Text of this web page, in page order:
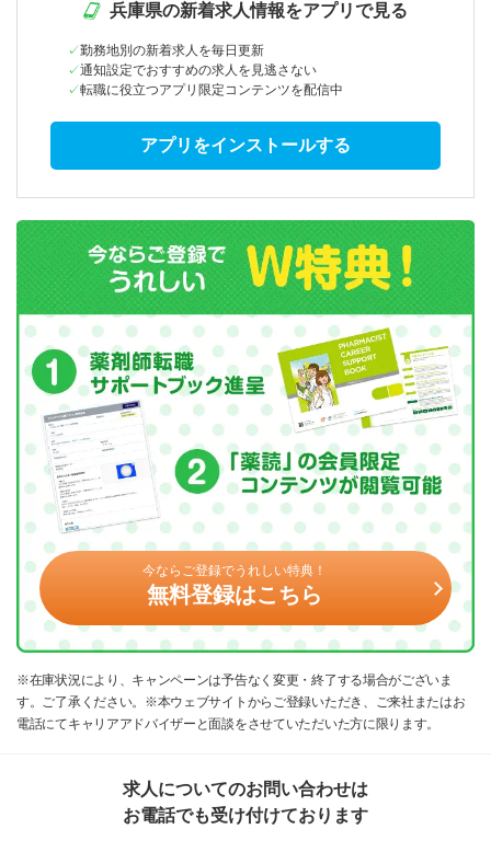
兵庫県の新着求人情報をアプリで見る
勤務地別の新着求人を毎日更新
通知設定でおすすめの求人を見逃さない
転職に役立つアプリ限定コンテンツを配信中
アプリをインストールする
今ならご登録でうれしい特典！
無料登録はこちら
※在庫状況により、キャンペーンは予告なく変更・終了する場合がございま
す。ご了承ください。※本ウェブサイトからご登録いただき、ご来社またはお
電話にてキャリアアドバイザーと面談をさせていただいた方に限ります。
求人についてのお問い合わせは
お電話でも受け付けております